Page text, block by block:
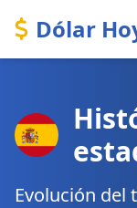
Dólar
Evolución del